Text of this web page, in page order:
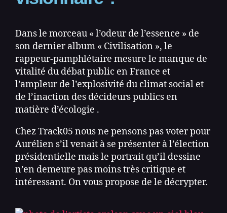
Dans le morceau « l’odeur de l’essence » de
son dernier album « Civilisation », le
rappeur-pamphlétaire mesure le manque de
vitalité du débat public en France et
l’ampleur de l’explosivité du climat social et
de l’inaction des décideurs publics en
matière d’écologie .
Chez Track05 nous ne pensons pas voter pour
Aurélien s’il venait à se présenter à l’élection
présidentielle mais le portrait qu’il dessine
n’en demeure pas moins très critique et
intéressant. On vous propose de le décrypter.